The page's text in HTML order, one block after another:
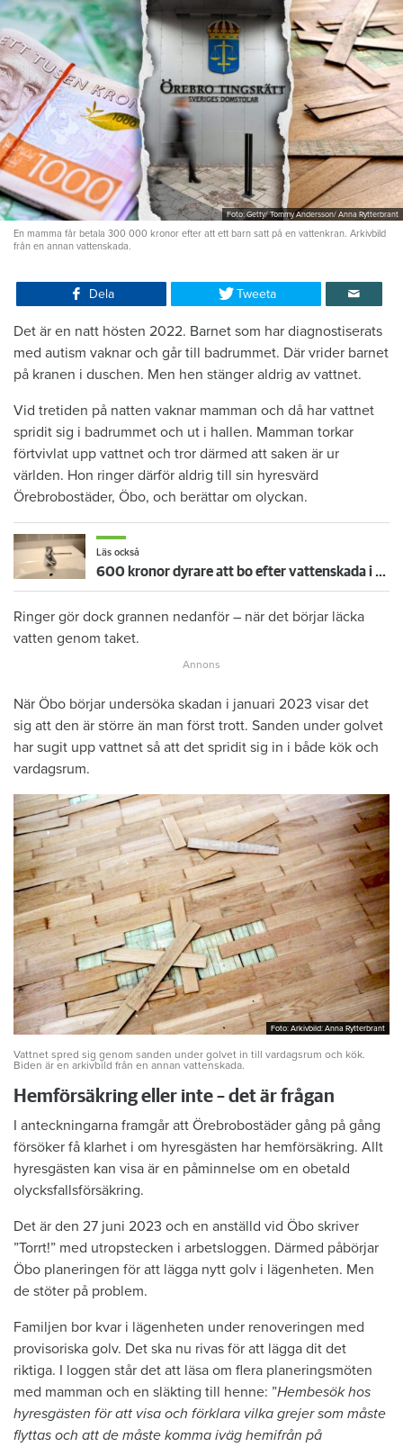
Foto: Getty/ Tommy Andersson/ Anna Rytterbrant
En mamma får betala 300 000 kronor efter att ett barn satt på en vattenkran. Arkivbild
från en annan vattenskada.
Dela Tweeta
Det är en natt hösten 2022. Barnet som har diagnostiserats
med autism vaknar och går till badrummet. Där vrider barnet
på kranen i duschen. Men hen stänger aldrig av vattnet.
Vid tretiden på natten vaknar mamman och då har vattnet
spridit sig i badrummet och ut i hallen. Mamman torkar
förtvivlat upp vattnet och tror därmed att saken är ur
världen. Hon ringer därför aldrig till sin hyresvärd
Örebrobostäder, Öbo, och berättar om olyckan.
Läs också
600 kronor dyrare att bo efter vattenskada i Varberg
Ringer gör dock grannen nedanför – när det börjar läcka
vatten genom taket.
När Öbo börjar undersöka skadan i januari 2023 visar det
sig att den är större än man först trott. Sanden under golvet
har sugit upp vattnet så att det spridit sig in i både kök och
vardagsrum.
Foto: Arkivbild: Anna Rytterbrant
Foto: Arkivbild: Anna Rytterbrant
Vattnet spred sig genom sanden under golvet in till vardagsrum och kök.
Biden är en arkivbild från en annan vattenskada.
Hemförsäkring eller inte – det är frågan
I anteckningarna framgår att Örebrobostäder gång på gång
försöker få klarhet i om hyresgästen har hemförsäkring. Allt
hyresgästen kan visa är en påminnelse om en obetald
olycksfallsförsäkring.
Det är den 27 juni 2023 och en anställd vid Öbo skriver
”Torrt!” med utropstecken i arbetsloggen. Därmed påbörjar
Öbo planeringen för att lägga nytt golv i lägenheten. Men
de stöter på problem.
Familjen bor kvar i lägenheten under renoveringen med
provisoriska golv. Det ska nu rivas för att lägga dit det
riktiga. I loggen står det att läsa om flera planeringsmöten
med mamman och en släkting till henne: ”Hembesök hos
hyresgästen för att visa och förklara vilka grejer som måste
flyttas och att de måste komma iväg hemifrån på